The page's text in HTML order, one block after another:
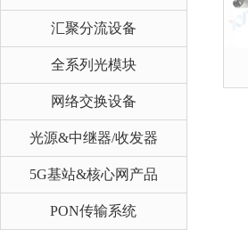
汇聚分流设备
全系列光模块
网络交换设备
光源&中继器/收发器
5G基站&核心网产品
PON传输系统